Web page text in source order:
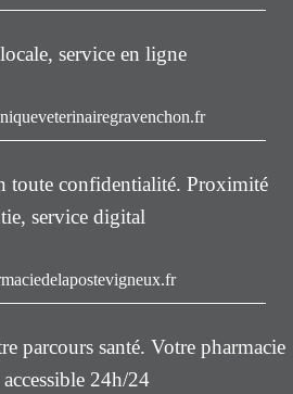
service en ligne
toute confidentialité. Proximité
service digital
parcours santé. Votre pharmacie
24h/24